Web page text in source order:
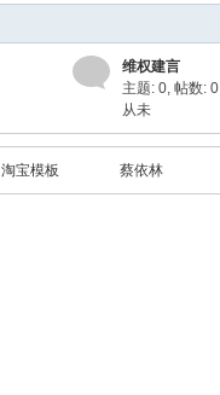
维权建言
主题: 0,帖数: 0
从未
淘宝模板 蔡依林